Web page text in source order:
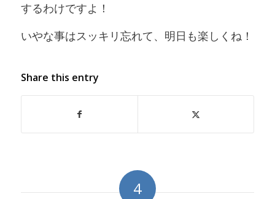
するわけですよ！
いやな事はスッキリ忘れて、明日も楽しくね！
Share this entry
4